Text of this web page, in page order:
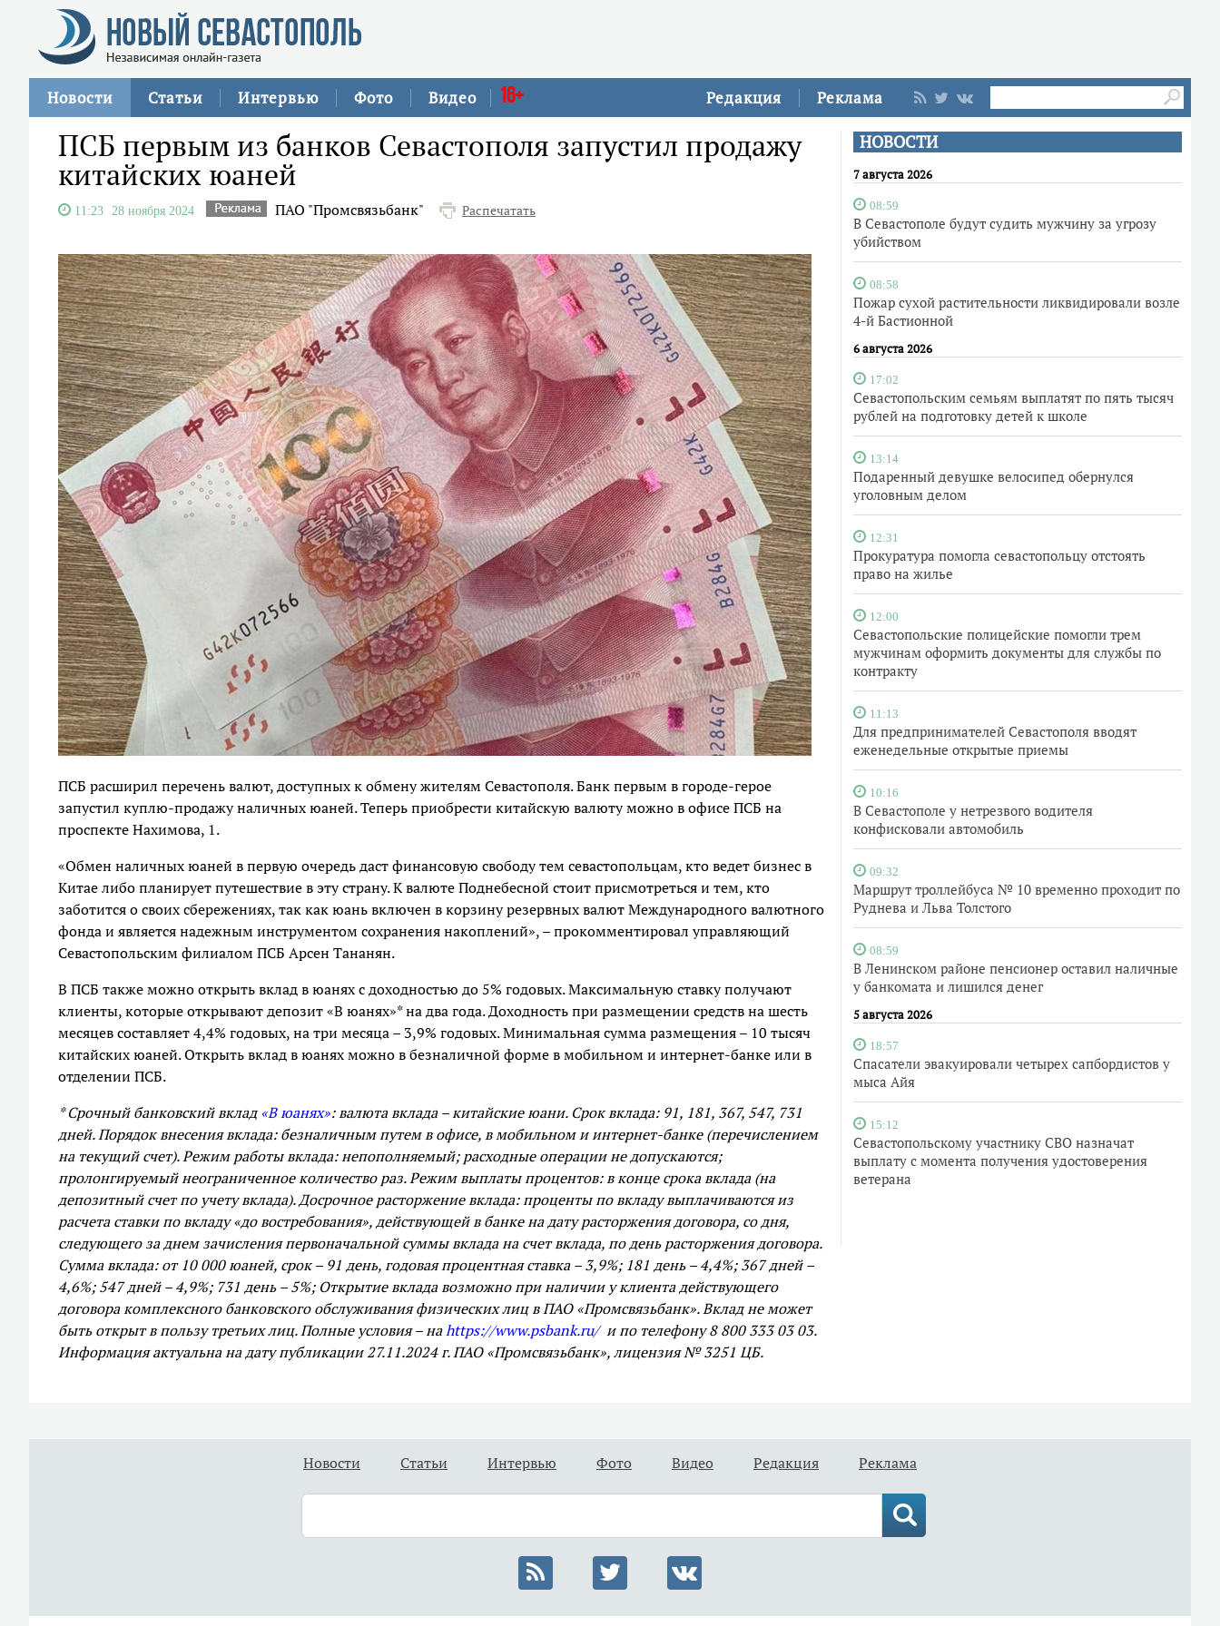
Редакция Реклама
Новости Статьи Интервью Фото Видео 16+
НОВОСТИ
7 августа 2026
08:59
В Севастополе будут судить мужчину за угрозу
убийством
08:58
Пожар сухой растительности ликвидировали возле
4-й Бастионной
6 августа 2026
17:02
Севастопольским семьям выплатят по пять тысяч
рублей на подготовку детей к школе
13:14
Подаренный девушке велосипед обернулся
уголовным делом
12:31
Прокуратура помогла севастопольцу отстоять
право на жилье
12:00
Севастопольские полицейские помогли трем
мужчинам оформить документы для службы по
контракту
11:13
Для предпринимателей Севастополя вводят
еженедельные открытые приемы
10:16
В Севастополе у нетрезвого водителя
конфисковали автомобиль
09:32
Маршрут троллейбуса № 10 временно проходит по
Руднева и Льва Толстого
08:59
В Ленинском районе пенсионер оставил наличные
у банкомата и лишился денег
5 августа 2026
18:57
Спасатели эвакуировали четырех сапбордистов у
мыса Айя
15:12
Севастопольскому участнику СВО назначат
выплату с момента получения удостоверения
ветерана
ПСБ первым из банков Севастополя запустил продажу
китайских юаней
11:23 28 ноября 2024 ПАО "Промсвязьбанк" Распечатать
ПСБ расширил перечень валют, доступных к обмену жителям Севастополя. Банк первым в городе-герое
запустил куплю-продажу наличных юаней. Теперь приобрести китайскую валюту можно в офисе ПСБ на
проспекте Нахимова, 1.
«Обмен наличных юаней в первую очередь даст финансовую свободу тем севастопольцам, кто ведет бизнес в
Китае либо планирует путешествие в эту страну. К валюте Поднебесной стоит присмотреться и тем, кто
заботится о своих сбережениях, так как юань включен в корзину резервных валют Международного валютного
фонда и является надежным инструментом сохранения накоплений», – прокомментировал управляющий
Севастопольским филиалом ПСБ Арсен Тананян.
В ПСБ также можно открыть вклад в юанях с доходностью до 5% годовых. Максимальную ставку получают
клиенты, которые открывают депозит «В юанях»* на два года. Доходность при размещении средств на шесть
месяцев составляет 4,4% годовых, на три месяца – 3,9% годовых. Минимальная сумма размещения – 10 тысяч
китайских юаней. Открыть вклад в юанях можно в безналичной форме в мобильном и интернет-банке или в
отделении ПСБ.
* Срочный банковский вклад«В юанях»: валюта вклада – китайские юани. Срок вклада: 91, 181, 367, 547, 731
дней. Порядок внесения вклада: безналичным путем в офисе, в мобильном и интернет-банке (перечислением
на текущий счет). Режим работы вклада: непополняемый; расходные операции не допускаются;
пролонгируемый неограниченное количество раз. Режим выплаты процентов: в конце срока вклада (на
депозитный счет по учету вклада). Досрочное расторжение вклада: проценты по вкладу выплачиваются из
расчета ставки по вкладу «до востребования», действующей в банке на дату расторжения договора, со дня,
следующего за днем зачисления первоначальной суммы вклада на счет вклада, по день расторжения договора.
Сумма вклада: от 10 000 юаней, срок – 91 день, годовая процентная ставка – 3,9%; 181 день – 4,4%; 367 дней –
4,6%; 547 дней – 4,9%; 731 день – 5%; Открытие вклада возможно при наличии у клиента действующего
договора комплексного банковского обслуживания физических лиц в ПАО «Промсвязьбанк». Вклад не может
быть открыт в пользу третьих лиц. Полные условия – наhttps://www.psbank.ru/ и по телефону 8 800 333 03 03.
Информация актуальна на дату публикации 27.11.2024 г. ПАО «Промсвязьбанк», лицензия № 3251 ЦБ.
Новости Статьи Интервью Фото Видео Редакция Реклама